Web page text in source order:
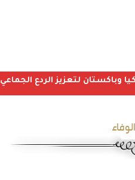
وباكستان لتعزيز الردع الجماعي